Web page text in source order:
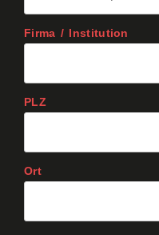
Firma / Institution
PLZ
Ort